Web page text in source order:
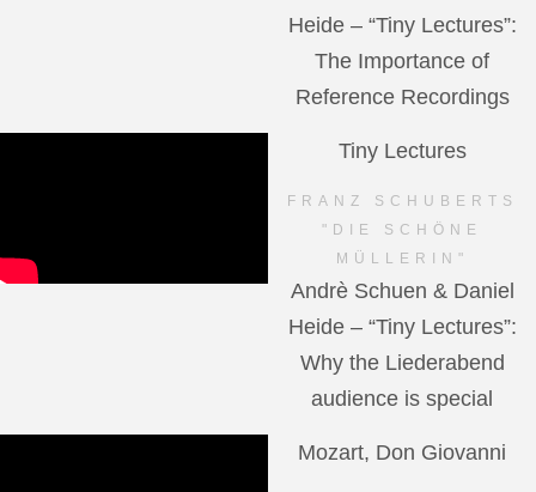
Heide – “Tiny Lectures”:
The Importance of
Reference Recordings
Tiny Lectures
FRANZ SCHUBERTS
"DIE SCHÖNE
MÜLLERIN"
Andrè Schuen & Daniel
Heide – “Tiny Lectures”:
Why the Liederabend
audience is special
Mozart, Don Giovanni